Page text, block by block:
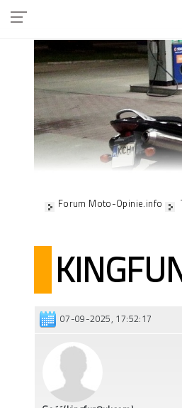
Forum Moto-Opinie.info
07-09-2025, 17:52:17